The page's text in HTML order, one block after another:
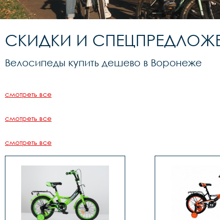
СКИДКИ И
Велосипеды купить дешево в Воронеже
смотреть все
смотреть все
смотреть все